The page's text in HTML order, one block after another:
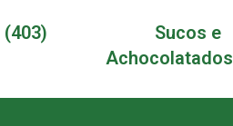
(403)
Sucos e
Achocolatados